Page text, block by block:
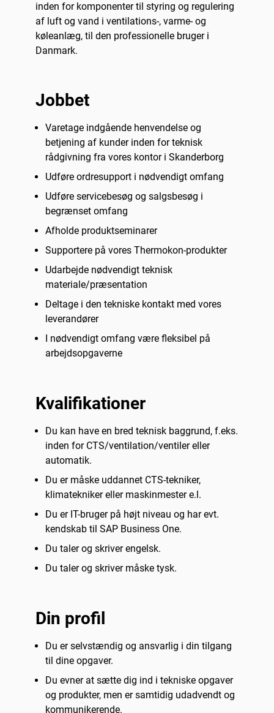
inden for komponenter til styring og regulering
af luft og vand i ventilations-, varme- og
køleanlæg, til den professionelle bruger i
Danmark.
Jobbet
Varetage indgående henvendelse og
betjening af kunder inden for teknisk
rådgivning fra vores kontor i Skanderborg
Udføre ordresupport i nødvendigt omfang
Udføre servicebesøg og salgsbesøg i
begrænset omfang
Afholde produktseminarer
Supportere på vores Thermokon-produkter
Udarbejde nødvendigt teknisk
materiale/præsentation
Deltage i den tekniske kontakt med vores
leverandører
I nødvendigt omfang være fleksibel på
arbejdsopgaverne
Kvalifikationer
Du kan have en bred teknisk baggrund, f.eks.
inden for CTS/ventilation/ventiler eller
automatik.
Du er måske uddannet CTS-tekniker,
klimatekniker eller maskinmester e.l.
Du er IT-bruger på højt niveau og har evt.
kendskab til SAP Business One.
Du taler og skriver engelsk.
Du taler og skriver måske tysk.
Din profil
Du er selvstændig og ansvarlig i din tilgang
til dine opgaver.
Du evner at sætte dig ind i tekniske opgaver
og produkter, men er samtidig udadvendt og
kommunikerende.